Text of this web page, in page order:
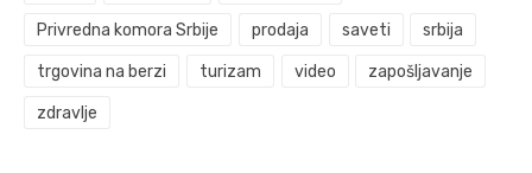
Privredna komora Srbije prodaja saveti srbija
trgovina na berzi turizam video zapošljavanje
zdravlje